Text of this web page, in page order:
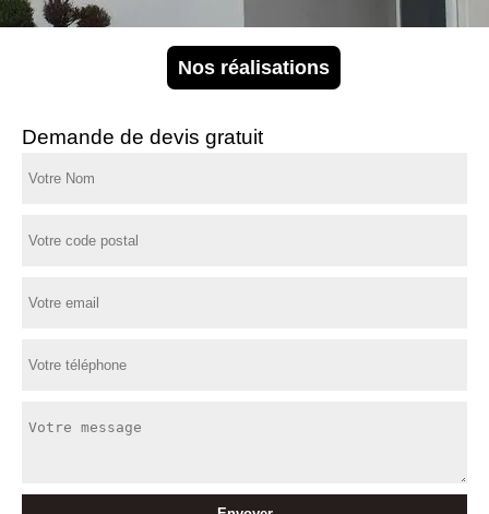
Nos réalisations
Demande de devis gratuit